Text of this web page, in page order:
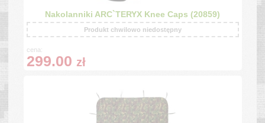
Nakolanniki ARC`TERYX Knee Caps (20859)
Produkt chwilowo niedostępny
cena:
299.00 zł